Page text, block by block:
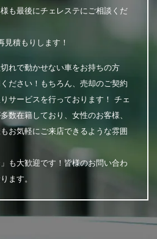
も最後にチェレステにご相談くだ
見積もりします！
れで動かせない車をお持ちの方
ださい！もちろん、売却のご契約
サービスを行っております！ チェ
数在籍しており、女性のお客様、
お気軽にご来店できるような雰囲
も大歓迎です！皆様のお問い合わ
ます。